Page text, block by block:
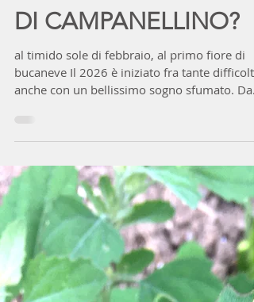
FIOR DI BUCANEVE O
DI CAMPANELLINO?
al timido sole di febbraio, al primo fiore di
un mese circa ci si preparava a partecipare a
un evento internazionale che all'ultimo
momento, passaporto, valigia e biglietti in
mano, non si è concretizzato. Tornando a
delusa per quella che poteva essere
un'avventura bellissima, per tutto il lavoro
preparato in un mese, salendo le scale di
nell'angolo dei vasi al riparo per il